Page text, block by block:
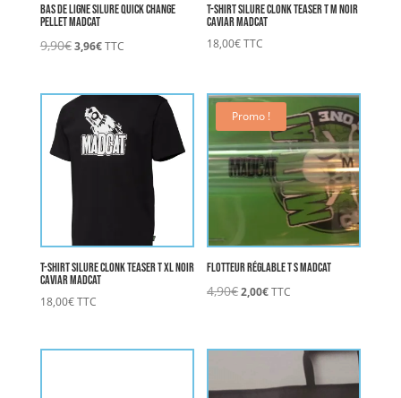
Bas de Ligne Silure Quick Change
Pellet MADCAT
9,90€ Le
était :
9,90€.
3,96€Le
est :
3,96€.
TTC
T-Shirt Silure CLONK TEASER T M NOIR
CAVIAR MADCAT
18,00€TTC
T-Shirt Silure CLONK TEASER T XL NOIR
CAVIAR MADCAT
18,00€TTC
Promo !
Flotteur réglable T S MADCAT
4,90€Le
2,00€Le
TTC